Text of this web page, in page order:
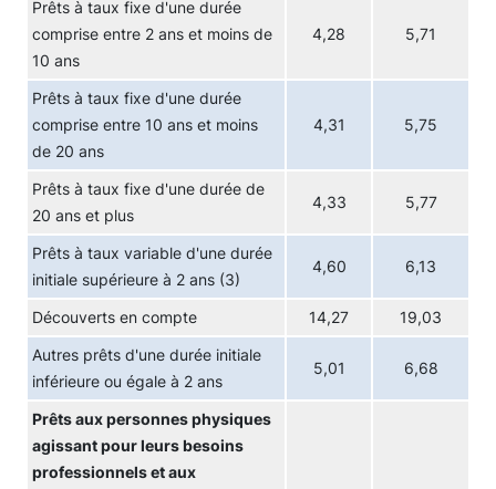
Prêts à taux fixe d'une durée
comprise entre 2 ans et moins de
10 ans
4,28 5,71
Prêts à taux fixe d'une durée
comprise entre 10 ans et moins
de 20 ans
4,31 5,75
Prêts à taux fixe d'une durée de
20 ans et plus
4,33 5,77
Prêts à taux variable d'une durée
initiale supérieure à 2 ans (3)
4,60 6,13
Découverts en compte 14,27 19,03
Autres prêts d'une durée initiale
inférieure ou égale à 2 ans
5,01 6,68
Prêts aux personnes physiques
agissant pour leurs besoins
professionnels et aux